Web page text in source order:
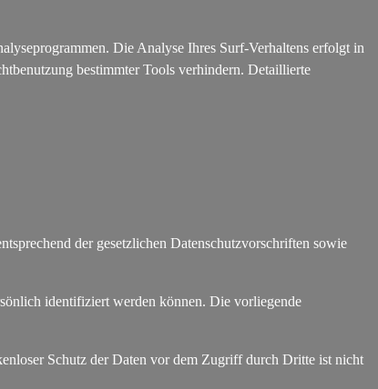
Die Analyse Ihres Surf-Verhaltens erfolgt in
bestimmter Tools verhindern. Detaillierte
der gesetzlichen Datenschutzvorschriften sowie
identifiziert werden können. Die vorliegende
Schutz der Daten vor dem Zugriff durch Dritte ist nicht